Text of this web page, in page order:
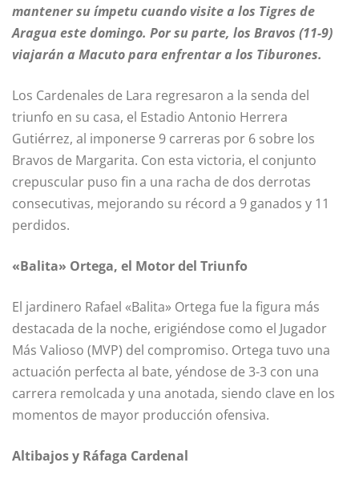
mantener su ímpetu cuando visite a los Tigres de
Aragua este domingo. Por su parte, los Bravos (11-9)
viajarán a Macuto para enfrentar a los Tiburones.
Los Cardenales de Lara regresaron a la senda del
triunfo en su casa, el Estadio Antonio Herrera
Gutiérrez, al imponerse 9 carreras por 6 sobre los
Bravos de Margarita. Con esta victoria, el conjunto
crepuscular puso fin a una racha de dos derrotas
consecutivas, mejorando su récord a 9 ganados y 11
perdidos.
«Balita» Ortega, el Motor del Triunfo
El jardinero Rafael «Balita» Ortega fue la figura más
destacada de la noche, erigiéndose como el Jugador
Más Valioso (MVP) del compromiso. Ortega tuvo una
actuación perfecta al bate, yéndose de 3-3 con una
carrera remolcada y una anotada, siendo clave en los
momentos de mayor producción ofensiva.
Altibajos y Ráfaga Cardenal